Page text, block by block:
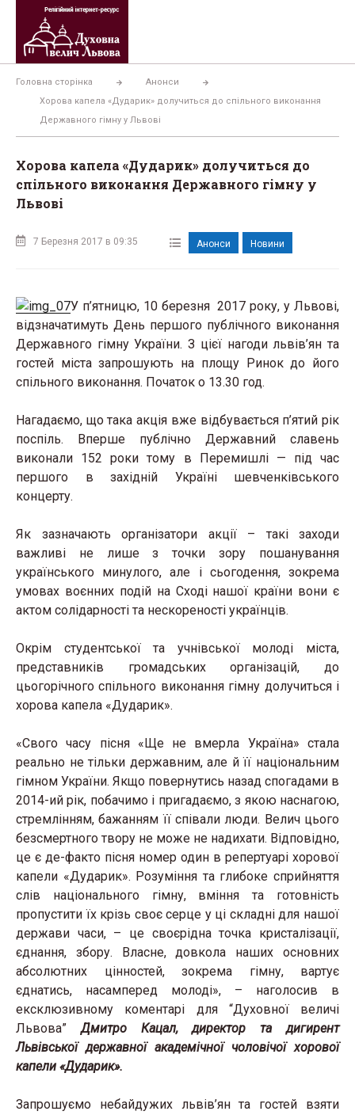
Перейти
вмісту
Головна сторінка
Анонси
Хорова капела «Дударик» долучиться до спільного виконання
Державного гімну у Львові
Хорова капела «Дударик» долучиться до
спільного виконання Державного гімну у
Львові
7 Березня 2017 в 09:35 Анонси Новини
У п’ятницю, 10 березня 2017 року, у Львові,
відзначатимуть День першого публічного виконання
Державного гімну України. З цієї нагоди львів’ян та
гостей міста запрошують на площу Ринок до його
спільного виконання. Початок о 13.30 год.
Нагадаємо, що така акція вже відбувається п’ятий рік
поспіль. Вперше публічно Державний славень
виконали 152 роки тому в Перемишлі — під час
першого в західній Україні шевченківського
концерту.
Як зазначають організатори акції – такі заходи
важливі не лише з точки зору пошанування
українського минулого, але і сьогодення, зокрема
умовах воєнних подій на Сході нашої країни вони є
актом солідарності та нескореності українців.
Окрім студентської та учнівської молоді міста,
представників громадських організацій, до
цьогорічного спільного виконання гімну долучиться і
хорова капела «Дударик».
«Свого часу пісня «Ще не вмерла Україна» стала
реально не тільки державним, але й її національним
гімном України. Якщо повернутись назад спогадами в
2014-ий рік, побачимо і пригадаємо, з якою наснагою,
стремлінням, бажанням її співали люди. Велич цього
безсмертного твору не може не надихати. Відповідно,
це є де-факто пісня номер один в репертуарі хорової
капели «Дударик». Розуміння та глибоке сприйняття
слів національного гімну, вміння та готовність
пропустити їх крізь своє серце у ці складні для нашої
держави часи, – це своєрідна точка кристалізації,
єднання, збору. Власне, довкола наших основних
абсолютних цінностей, зокрема гімну, вартує
єднатись, насамперед молоді», – наголосив в
ексклюзивному коментарі для “Духовної величі
Львова”Дмитро Кацал, директор та дигирент
Львівської державної академічної чоловічої хорової
капели «Дударик».
Запрошуємо небайдужих львів’ян та гостей взяти